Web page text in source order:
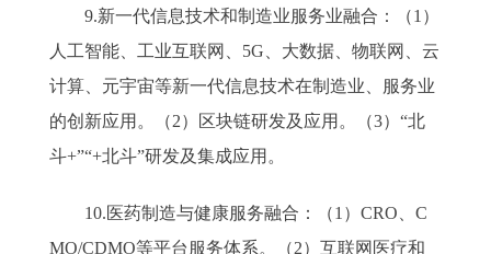
9.新一代信息技术和制造业服务业融合：（1）
人工智能、工业互联网、5G、大数据、物联网、云
计算、元宇宙等新一代信息技术在制造业、服务业
的创新应用。（2）区块链研发及应用。（3）“北
斗+”“+北斗”研发及集成应用。
10.医药制造与健康服务融合：（1）CRO、C
MO/CDMO等平台服务体系。（2）互联网医疗和